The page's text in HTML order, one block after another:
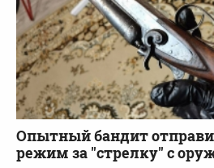
Опытный бандит
режим за "стрелку" с